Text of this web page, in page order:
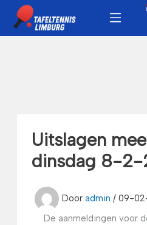
naar
de
Menu
Uitslagen
dinsdag 8-
Door admin / 09-
De aanmeldingen voor